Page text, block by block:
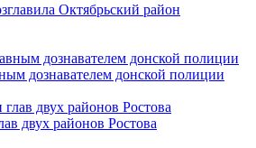
Октябрьский район
дознавателем донской полиции
двух районов Ростова